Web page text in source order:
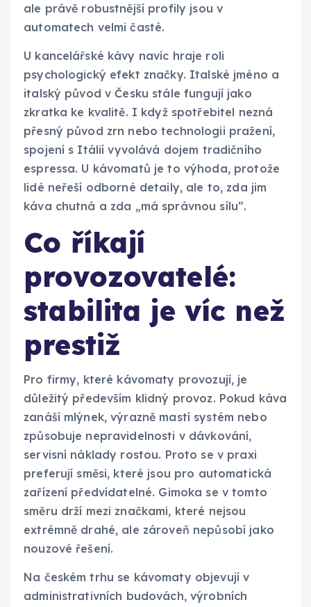
ale právě robustnější profily jsou v
automatech velmi časté.
U kancelářské kávy navíc hraje roli
psychologický efekt značky. Italské jméno a
italský původ v Česku stále fungují jako
zkratka ke kvalitě. I když spotřebitel nezná
přesný původ zrn nebo technologii pražení,
spojení s Itálií vyvolává dojem tradičního
espressa. U kávomatů je to výhoda, protože
lidé neřeší odborné detaily, ale to, zda jim
káva chutná a zda „má správnou sílu“.
Co říkají
provozovatelé:
stabilita je víc než
prestiž
Pro firmy, které kávomaty provozují, je
důležitý především klidný provoz. Pokud káva
zanáší mlýnek, výrazně mastí systém nebo
způsobuje nepravidelnosti v dávkování,
servisní náklady rostou. Proto se v praxi
preferují směsi, které jsou pro automatická
zařízení předvídatelné. Gimoka se v tomto
směru drží mezi značkami, které nejsou
extrémně drahé, ale zároveň nepůsobí jako
nouzové řešení.
Na českém trhu se kávomaty objevují v
administrativních budovách, výrobních